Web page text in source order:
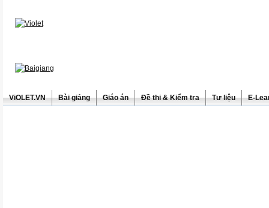
ViOLET.VN Bài giảng Giáo án Đề thi & Kiểm tra Tư liệu E-